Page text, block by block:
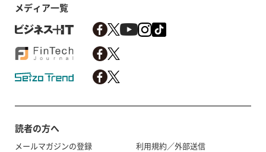
メディア一覧
読者の方へ
メールマガジンの登録
利用規約／外部送信